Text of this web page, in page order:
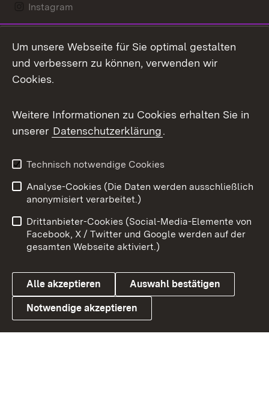
Instagram
Mastodon
Messenger
Social Wall
X / Twitter
Youtube
Link zum Landesportal
Benutzungshinweise
Barrierefreiheit
Datenschutz
Cookies
Um unsere Webseite für Sie optimal gestalten
und verbessern zu können, verwenden wir
Cookies.
Weitere Informationen zu Cookies erhalten Sie in
unserer Datenschutzerklärung.
Technisch notwendige Cookies
Analyse-Cookies (Die Daten werden ausschließlich
anonymisiert verarbeitet.)
Drittanbieter-Cookies (Social-Media-Elemente von
Facebook, X / Twitter und Google werden auf der
gesamten Webseite aktiviert.)
Alle akzeptieren Auswahl bestätigen
Notwendige akzeptieren